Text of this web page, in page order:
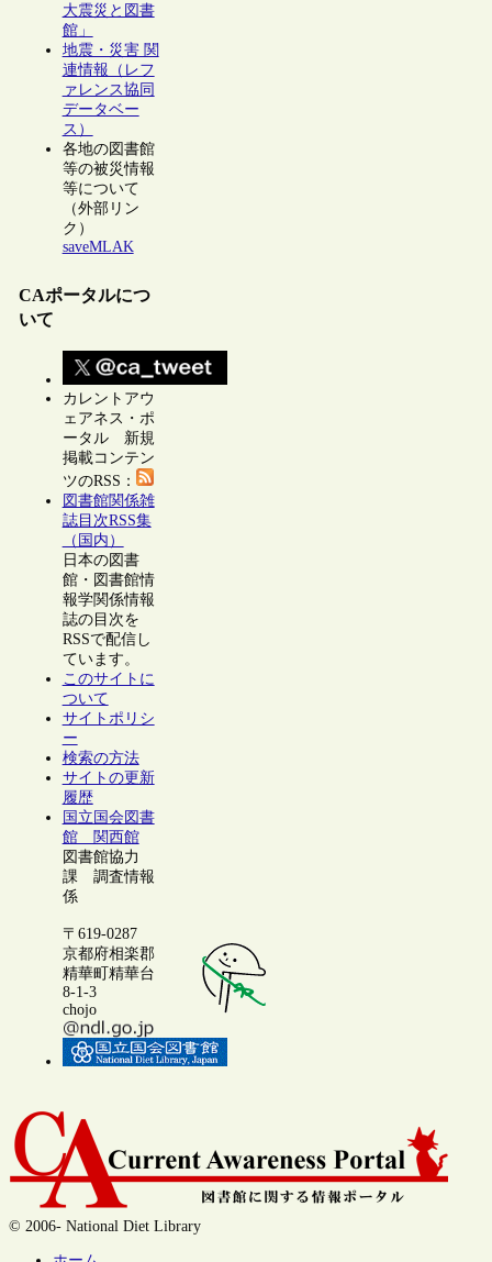
大震災と図書
館」
地震・災害 関
連情報（レフ
ァレンス協同
データベー
ス）
各地の図書館
等の被災情報
等について
（外部リン
ク）
saveMLAK
CAポータルにつ
いて
カレントアウ
ェアネス・ポ
ータル 新規
掲載コンテン
ツのRSS：
図書館関係雑
誌目次RSS集
（国内）
日本の図書
館・図書館情
報学関係情報
誌の目次を
RSSで配信し
ています。
このサイトに
ついて
サイトポリシ
ー
検索の方法
サイトの更新
履歴
国立国会図書
館 関西館
図書館協力
課 調査情報
係
〒619-0287
京都府相楽郡
精華町精華台
8-1-3
chojo
© 2006- National Diet Library